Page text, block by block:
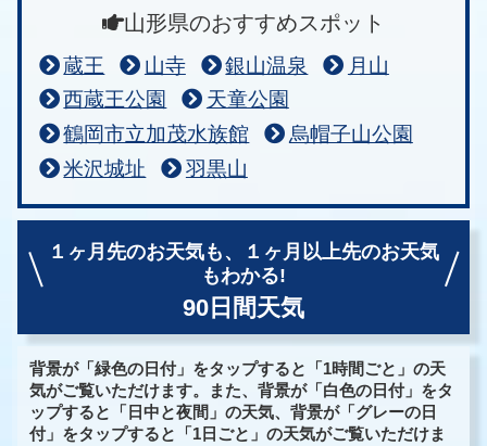
山形県のおすすめスポット
蔵王 山寺 銀山温泉
月山
西蔵王公園
天童公園
鶴岡市立加茂水族館
烏帽子山公園
米沢城址
羽黒山
１ヶ月先のお天気も、
１ヶ月以上先のお天気
もわかる!
90日間天気
背景が「緑色の日付」をタップすると「1時間ごと」の天
気がご覧いただけます。また、背景が「白色の日付」をタ
ップすると「日中と夜間」の天気、背景が「グレーの日
付」をタップすると「1日ごと」の天気がご覧いただけま